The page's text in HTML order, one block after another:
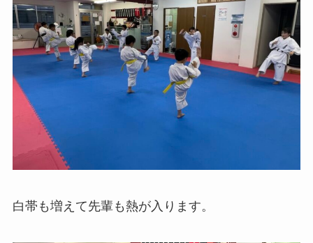
白帯も増えて先輩も熱が入ります。